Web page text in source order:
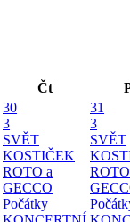
Čt
30
3
SVĚT
KOSTIČEK
ROTO a
GECCO
Počátky
31
3
SVĚT